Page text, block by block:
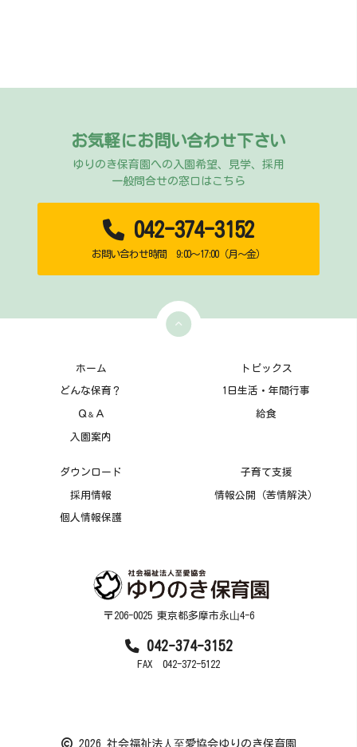
お気軽にお問い合わせ下さい
ゆりのき保育園への入園希望、見学、採用
一般問合せの窓口はこちら
042-374-3152
お問い合わせ時間 9:00～17:00（月～金）
ホーム トピックス
どんな保育？ 1日生活・年間行事
Ｑ ＆ Ａ 給食
入園案内
ダウンロード 子育て支援
採用情報 情報公開（苦情解決）
個人情報保護
〒206-0025 東京都多摩市永⼭4-6
042-374-3152
FAX 042-372-5122
2026 社会福祉法⼈⾄愛協会ゆりのき保育園